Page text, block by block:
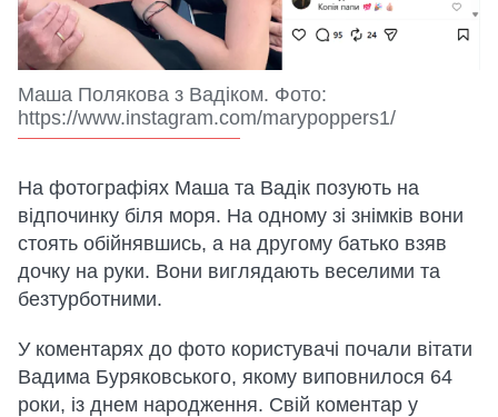
Маша Полякова з Вадіком. Фото:
https://www.instagram.com/marypoppers1/
На фотографіях Маша та Вадік позують на
відпочинку біля моря. На одному зі знімків вони
стоять обійнявшись, а на другому батько взяв
дочку на руки. Вони виглядають веселими та
безтурботними.
У коментарях до фото користувачі почали вітати
Вадима Буряковського, якому виповнилося 64
роки, із днем народження. Свій коментар у